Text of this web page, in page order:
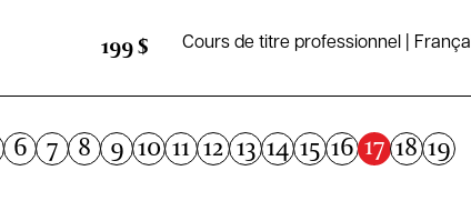
199 $ Cours de titre professionnel |
6 7 8 9 10 11 12 13 14 15 16 17 18 19